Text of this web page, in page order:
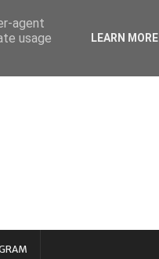
agent
usage
LEARN MORE